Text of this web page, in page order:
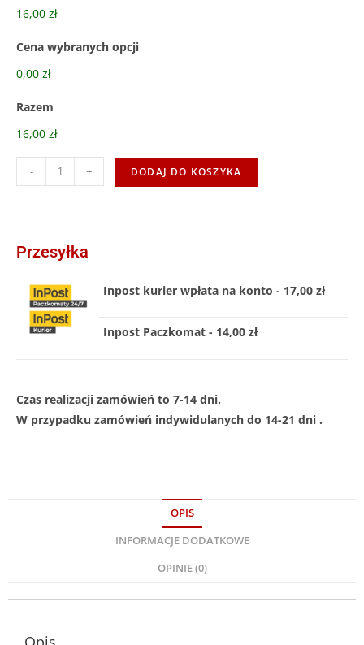
16,00 zł
Cena wybranych opcji
0,00 zł
Razem
16,00 zł
- + DODAJ DO KOSZYKA
Przesyłka
Inpost kurier wpłata na konto - 17,00 zł
Inpost Paczkomat - 14,00 zł
Czas realizacji zamówień to 7-14 dni.
W przypadku zamówień indywidulanych do 14-21 dni .
OPIS
INFORMACJE DODATKOWE
OPINIE (0)